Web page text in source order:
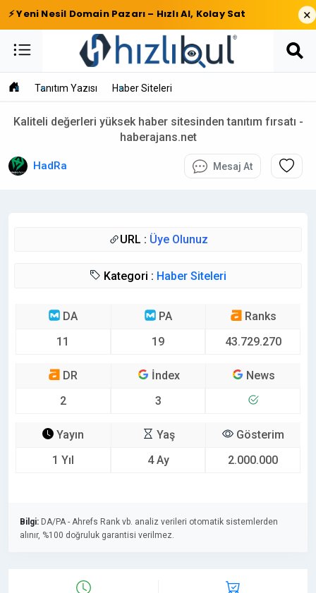
⚡ Yeni Nesil Domain Pazarı – Hızlı Al, Kolay Sat ×
Tanıtım Yazısı Haber Siteleri
Kaliteli değerleri yüksek haber sitesinden tanıtım fırsatı -
haberajans.net
HadRa Mesaj At
URL : Üye Olunuz
Kategori : Haber Siteleri
DA
11
PA
19
Ranks
43.729.270
DR
2
İndex
3
News
Yayın
1 Yıl
Yaş
4 Ay
Gösterim
2.000.000
Bilgi: DA/PA - Ahrefs Rank vb. analiz verileri otomatik sistemlerden
alınır, %100 doğruluk garantisi verilmez.